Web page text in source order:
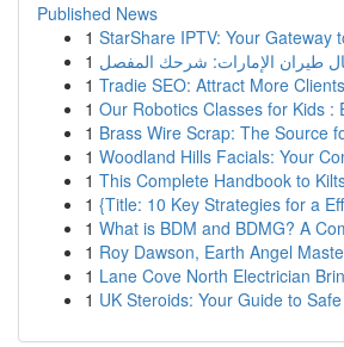
Published News
1 StarShare IPTV: Your Gateway
1 طيران الإمارات: شرحك المفصل
1 Tradie SEO: Attract More
1 Our Robotics Classes for Kids :
1 Brass Wire Scrap: The Source
1 Woodland Hills Facials: Your
1 This Complete Handbook to
1 {Title: 10 Key Strategies for a
1 What is BDM and BDMG? A
1 Roy Dawson, Earth Angel
1 Lane Cove North Electrician
1 UK Steroids: Your Guide to